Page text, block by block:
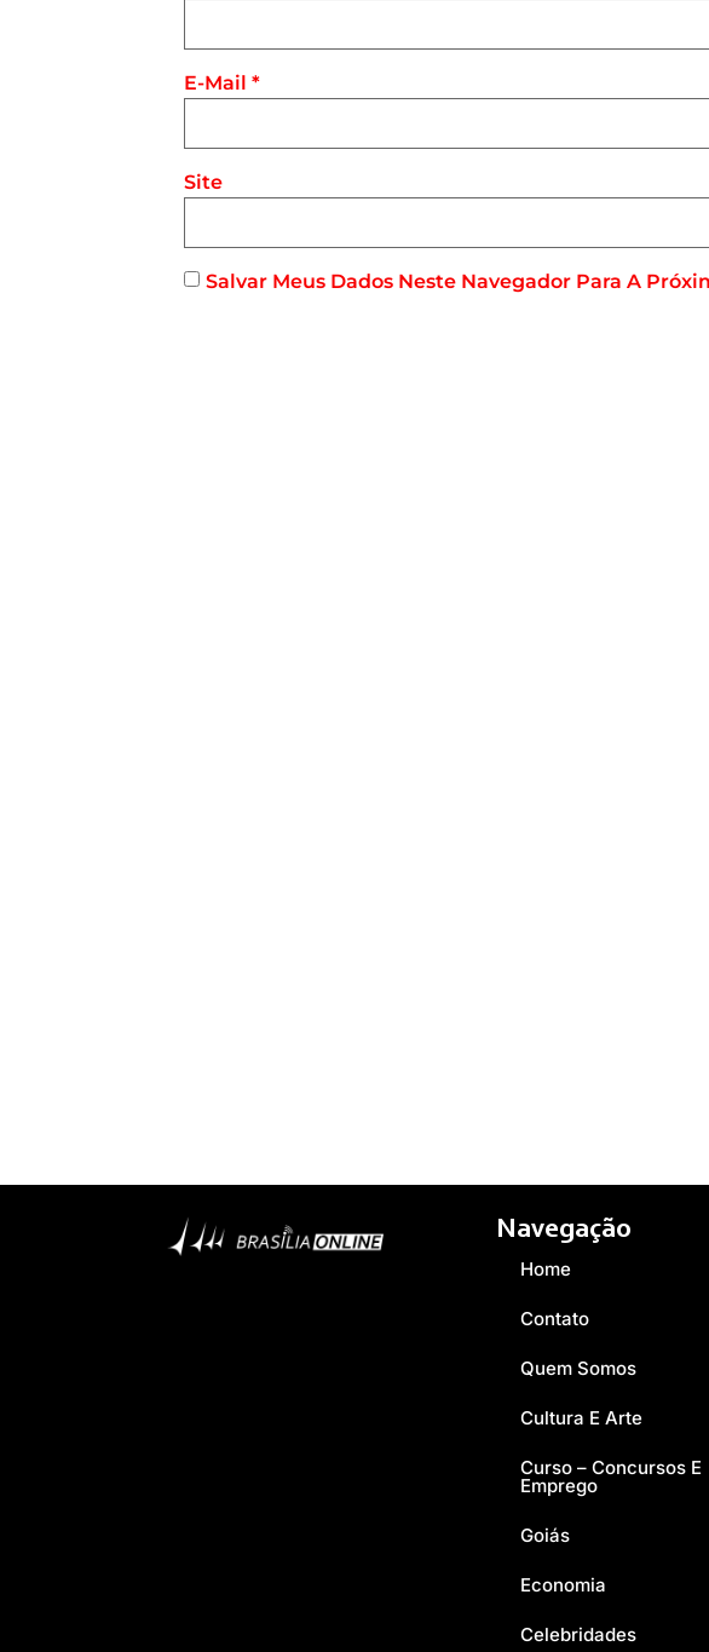
E-Mail *
Site
Salvar Meus Dados Neste Navegador Para A
Navegação
Home
Contato
Quem Somos
Cultura E Arte
Curso – Concursos E
Emprego
Goiás
Economia
Celebridades